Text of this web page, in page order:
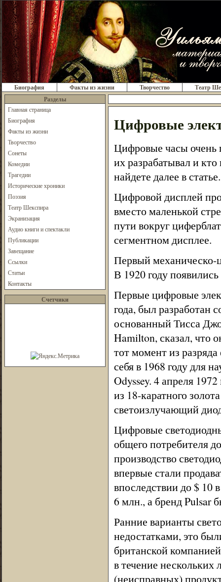
Биография Факты из жизни Творчество
Театр
Разделы
Главная страница
Биография
Факты из жизни
Творчество
Сонеты
Комедии
Трагедии
Исторические хроники
Поэзия
Театр Шекспира
Экранизация
Аудио книги и спектакли
Публикации
Завещание
Ссылки
Статьи
Контакты
Счетчики
Цифровые
Цифровые часы очень
их разрабатывал и
найдете далее в статье.
Цифровой дисплей
вместо маленькой
пути вокруг
сегментном дисплее.
Первый механическо-
В 1920 году
Первые цифровые
года, был разработан
основанный Тисса
Hamilton, сказал, что
тот момент из
себя в 1968 году для
Odyssey. 4 апреля
из 18-каратного
светоизлучающий
Цифровые
общего потребителя
производство
впервые стали
впоследствии до $ 10
6 млн., а бренд Pulsar
Ранние варианты
недостатками, это
британской
в течение нескольких
(неисправных)